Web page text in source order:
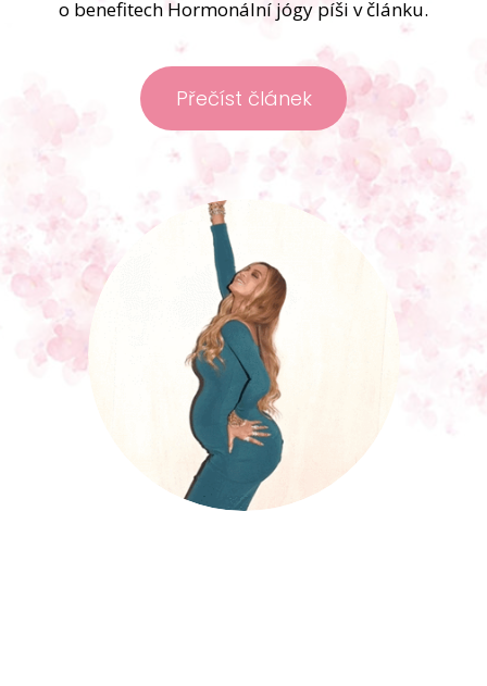
o benefitech Hormonální jógy píši v článku.
Přečíst článek